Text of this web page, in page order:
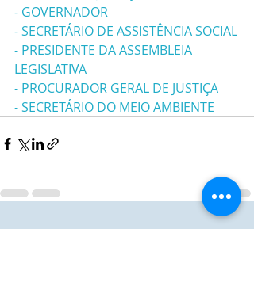
- GOVERNADOR
- SECRETÁRIO DE ASSISTÊNCIA SOCIAL
- PRESIDENTE DA ASSEMBLEIA
LEGISLATIVA
- PROCURADOR GERAL DE JUSTIÇA
- SECRETÁRIO DO MEIO AMBIENTE
Posts recentes Ver tudo